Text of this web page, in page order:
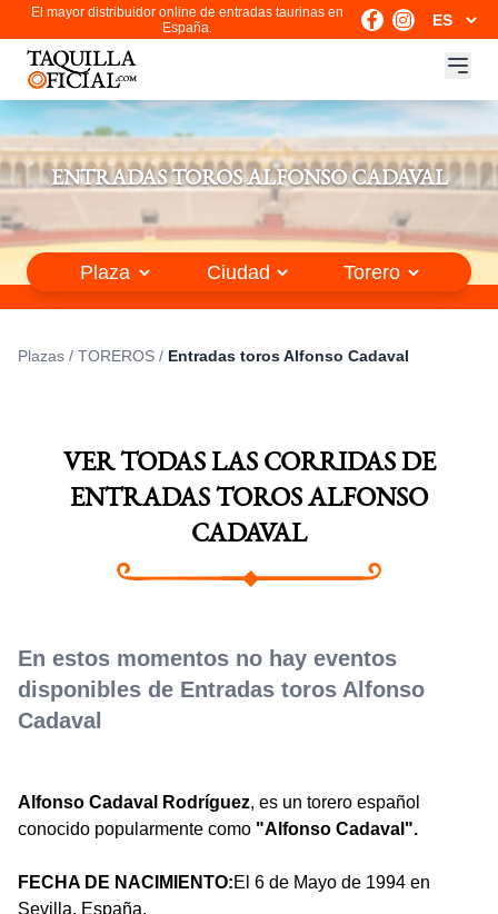
El mayor distribuidor online de entradas taurinas en
España.
ENTRADAS TOROS ALFONSO CADAVAL
Plazas / TOREROS / Entradas toros Alfonso Cadaval
VER TODAS LAS CORRIDAS DE
ENTRADAS TOROS ALFONSO
CADAVAL
En estos momentos no hay eventos
disponibles de Entradas toros Alfonso
Cadaval
Alfonso Cadaval Rodríguez, es un torero español
conocido popularmente como "Alfonso Cadaval".
FECHA DE NACIMIENTO:El 6 de Mayo de 1994 en
Sevilla, España.